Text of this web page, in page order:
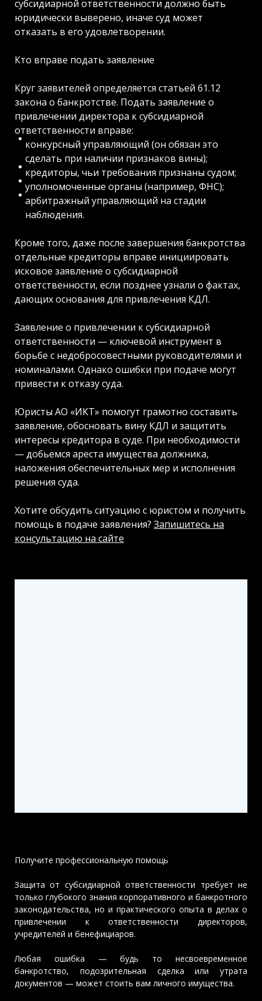
субсидиарной ответственности должно быть
юридически выверено, иначе суд может
отказать в его удовлетворении.
Кто вправе подать заявление
Круг заявителей определяется статьей 61.12
закона о банкротстве. Подать заявление о
привлечении директора к субсидиарной
ответственности вправе:
конкурсный управляющий (он обязан это
сделать при наличии признаков вины);
кредиторы, чьи требования признаны судом;
уполномоченные органы (например, ФНС);
арбитражный управляющий на стадии
наблюдения.
Кроме того, даже после завершения банкротства
отдельные кредиторы вправе инициировать
исковое заявление о субсидиарной
ответственности, если позднее узнали о фактах,
дающих основания для привлечения КДЛ.
Заявление о привлечении к субсидиарной
ответственности — ключевой инструмент в
борьбе с недобросовестными руководителями и
номиналами. Однако ошибки при подаче могут
привести к отказу суда.
Юристы АО «ИКТ» помогут грамотно составить
заявление, обосновать вину КДЛ и защитить
интересы кредитора в суде. При необходимости
— добьемся ареста имущества должника,
наложения обеспечительных мер и исполнения
решения суда.
Хотите обсудить ситуацию с юристом и получить
помощь в подаче заявления? Запишитесь на
консультацию на сайте
Получите профессиональную помощь
Защита от субсидиарной ответственности требует не
только глубокого знания корпоративного и банкротного
законодательства, но и практического опыта в делах о
привлечении к ответственности директоров,
учредителей и бенефициаров.
Любая ошибка — будь то несвоевременное
банкротство, подозрительная сделка или утрата
документов — может стоить вам личного имущества.